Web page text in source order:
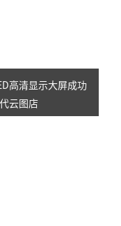
高清显示大屏成功
云图店